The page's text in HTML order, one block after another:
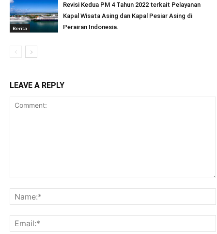
Berita
Revisi Kedua PM 4 Tahun 2022 terkait Pelayanan
Kapal Wisata Asing dan Kapal Pesiar Asing di
Perairan Indonesia.
LEAVE A REPLY